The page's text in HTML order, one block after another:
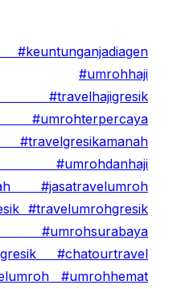
#umrohhaji
#travelhajigresik
#umrohterpercaya
#umrohdanhaji
#jasatravelumroh
#travelumrohgresik
#umrohsurabaya
#chatourtravel
#umrohhemat